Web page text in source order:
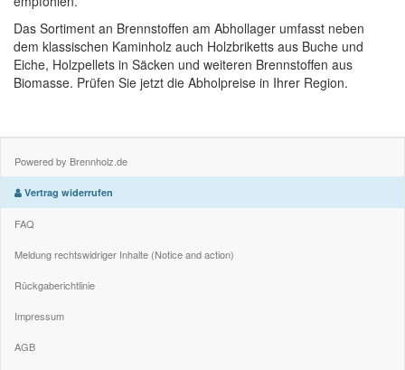
Das Sortiment an Brennstoffen am Abhollager umfasst neben
dem klassischen Kaminholz auch Holzbriketts aus Buche und
Eiche, Holzpellets in Säcken und weiteren Brennstoffen aus
Biomasse. Prüfen Sie jetzt die Abholpreise in Ihrer Region.
Powered by Brennholz.de
Vertrag widerrufen
FAQ
Meldung rechtswidriger Inhalte (Notice and action)
Rückgaberichtlinie
Impressum
AGB